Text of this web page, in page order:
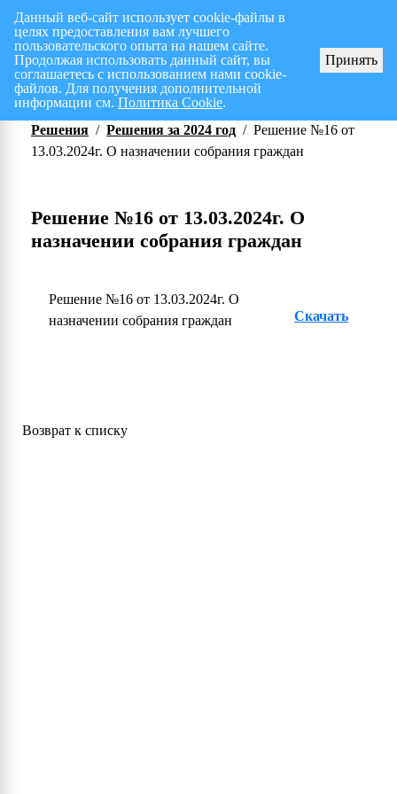
Перспективный план работ на I полугодие 2026 г.
Решения / Решения за 2024 год / Решение №16 от
13.03.2024г. О назначении собрания граждан
Решение №16 от 13.03.2024г. О
назначении собрания граждан
Решение №16 от 13.03.2024г. О
назначении собрания граждан
Скачать
Возврат к списку
Данный веб-сайт использует cookie-файлы в
целях предоставления вам лучшего
пользовательского опыта на нашем сайте.
Продолжая использовать данный сайт, вы
соглашаетесь с использованием нами cookie-
файлов. Для получения дополнительной
информации см.Политика Cookie.
Принять